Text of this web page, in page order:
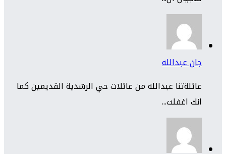
جان عبدالله
عائلةتنا عبدالله من عائلات حي الرشدية القديمين كما
انك اغفلت...